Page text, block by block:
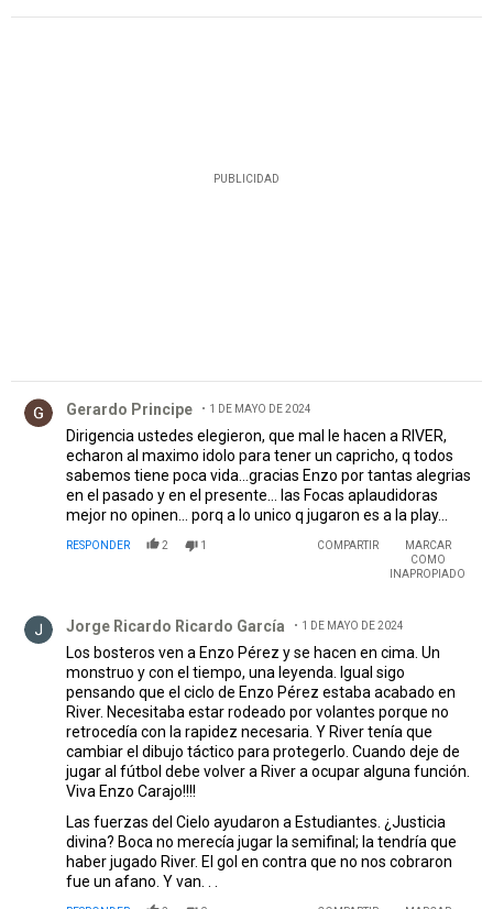
PUBLICIDAD
Gerardo Principe 1 DE MAYO DE 2024
Dirigencia ustedes elegieron, que mal le hacen a RIVER,
echaron al maximo idolo para tener un capricho, q todos
sabemos tiene poca vida...gracias Enzo por tantas alegrias
en el pasado y en el presente... las Focas aplaudidoras
mejor no opinen... porq a lo unico q jugaron es a la play...
RESPONDER 2 1 COMPARTIR
MARCAR
COMO
INAPROPIADO
Jorge Ricardo Ricardo García 1 DE MAYO DE 2024
Los bosteros ven a Enzo Pérez y se hacen en cima. Un
monstruo y con el tiempo, una leyenda. Igual sigo
pensando que el ciclo de Enzo Pérez estaba acabado en
River. Necesitaba estar rodeado por volantes porque no
retrocedía con la rapidez necesaria. Y River tenía que
cambiar el dibujo táctico para protegerlo. Cuando deje de
jugar al fútbol debe volver a River a ocupar alguna función.
Viva Enzo Carajo!!!!
Las fuerzas del Cielo ayudaron a Estudiantes. ¿Justicia
divina? Boca no merecía jugar la semifinal; la tendría que
haber jugado River. El gol en contra que no nos cobraron
fue un afano. Y van. . .